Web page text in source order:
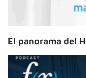
El panorama del